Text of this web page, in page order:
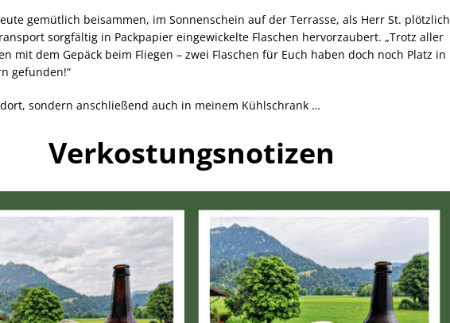
gemütlich beisammen, im Sonnenschein auf der Terrasse, als Herr St. plötzlich
sorgfältig in Packpapier eingewickelte Flaschen hervorzaubert. „Trotz aller
mit dem Gepäck beim Fliegen – zwei Flaschen für Euch haben doch noch Platz in
gefunden!“
sondern anschließend auch in meinem Kühlschrank …
Verkostungsnotizen